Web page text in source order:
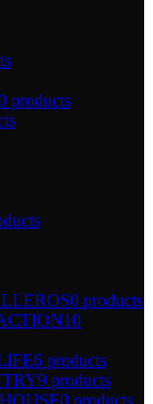
products
0 products
10
6 products
9 products
0 products